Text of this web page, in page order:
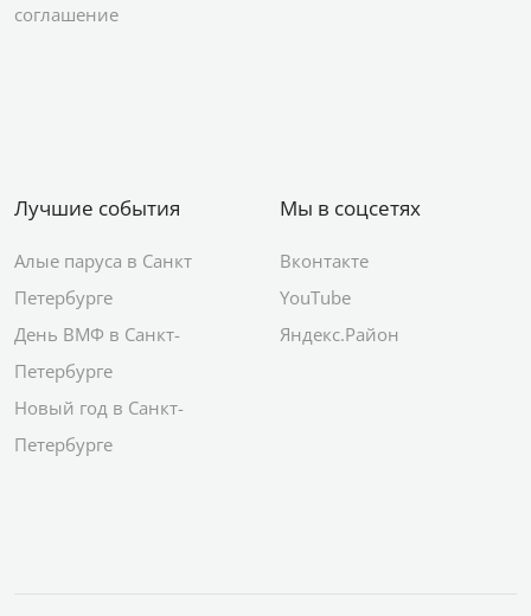
соглашение
Лучшие события
Алые паруса в Санкт
Петербурге
День ВМФ в Санкт-
Петербурге
Новый год в Санкт-
Петербурге
Мы в соцсетях
Вконтакте
YouTube
Яндекс.Район